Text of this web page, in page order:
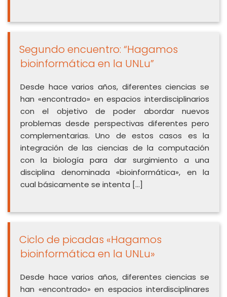
Segundo encuentro: “Hagamos
bioinformática en la UNLu”
Desde hace varios años, diferentes ciencias se
han «encontrado» en espacios interdisciplinarios
con el objetivo de poder abordar nuevos
problemas desde perspectivas diferentes pero
complementarias. Uno de estos casos es la
integración de las ciencias de la computación
con la biología para dar surgimiento a una
disciplina denominada «bioinformática», en la
cual básicamente se intenta […]
Ciclo de picadas «Hagamos
bioinformática en la UNLu»
Desde hace varios años, diferentes ciencias se
han «encontrado» en espacios interdisciplinares